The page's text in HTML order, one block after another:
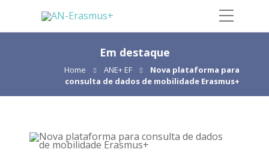
Em destaque
Home ANE+ EF
Nova plataforma para
consulta de dados de mobilidade Erasmus+